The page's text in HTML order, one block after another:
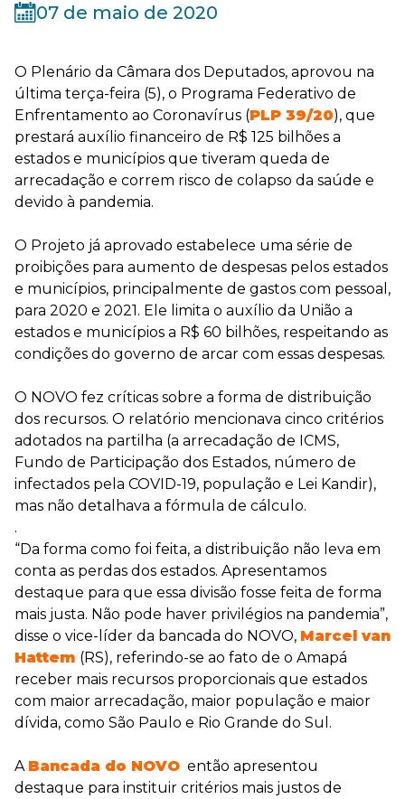
07 de maio de 2020
O Plenário da Câmara dos Deputados, aprovou na
última terça-feira (5), o Programa Federativo de
Enfrentamento ao Coronavírus (PLP 39/20), que
prestará auxílio financeiro de R$ 125 bilhões a
estados e municípios que tiveram queda de
arrecadação e correm risco de colapso da saúde e
devido à pandemia.
O Projeto já aprovado estabelece uma série de
proibições para aumento de despesas pelos estados
e municípios, principalmente de gastos com pessoal,
para 2020 e 2021. Ele ​limita o auxílio da União a
estados e municípios a R$ 60 bilhões​, respeitando as
condições do governo de arcar com essas despesas.
O NOVO fez críticas sobre a forma de distribuição
dos recursos. O relatório mencionava cinco critérios
adotados na partilha (a arrecadação de ICMS,
Fundo de Participação dos Estados, número de
infectados pela COVID-19, população e Lei Kandir),
mas não detalhava a fórmula de cálculo.
.
“Da forma como foi feita, a distribuição não leva em
conta as perdas dos estados. Apresentamos
destaque para que essa divisão fosse feita de forma
mais justa. Não pode haver privilégios na pandemia”,
disse o vice-líder da bancada do NOVO, Marcel van
Hattem (RS), referindo-se ao fato de o Amapá
receber mais recursos proporcionais que estados
com maior arrecadação, maior população e maior
dívida, como São Paulo e Rio Grande do Sul.
A Bancada do NOVO então apresentou
destaque para instituir critérios mais justos de